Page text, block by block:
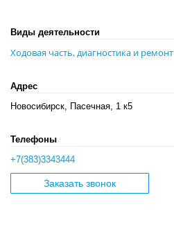
Виды деятельности
Ходовая часть, диагностика и ремонт
Адрес
Новосибирск, Пасечная, 1 к5
Телефоны
+7(383)3343444
Заказать звонок